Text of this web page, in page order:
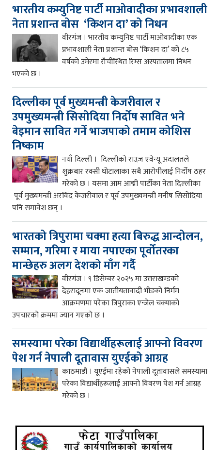
भारतीय कम्युनिष्ट पार्टी माओवादीका प्रभावशाली
नेता प्रशान्त बोस ‘किशन दा’ को निधन
वीरगंज । भारतीय कम्युनिष्ट पार्टी माओवादीका एक
प्रभावशाली नेता प्रशान्त बोस ‘किशन दा’ को ८५
वर्षको उमेरमा राँचीस्थित रिम्स अस्पतालमा निधन
भएको छ ।
दिल्लीका पूर्व मुख्यमन्त्री केजरीवाल र
उपमुख्यमन्त्री सिसोदिया निर्दोष सावित भने
बेइमान सावित गर्ने भाजपाको तमाम कोशिस
निष्काम
नयाँ दिल्ली । दिल्लीको राउज़ एवेन्यू अदालतले
शुक्रबार रक्सी घोटालाका सबै आरोपीलाई निर्दोष ठहर
गरेको छ । यसमा आम आद्मी पार्टीका नेता दिल्लीका
पूर्व मुख्यमन्त्री अरविंद केजरीवाल र पूर्व उपमुख्यमन्त्री मनीष सिसोदिया
पनि समावेश छन् ।
भारतको त्रिपुरामा चक्मा हत्या बिरुद्ध आन्दोलन,
सम्मान, गरिमा र माया नपाएका पूर्वोतरका
मान्छेहरु अलग देशको माँग गर्दै
वीरगंज । ९ डिसेम्बर २०२५ मा उत्तराखण्डको
देहरादूनमा एक जातीयतावादी भीडको निर्मम
आक्रमणमा परेका त्रिपुराका एन्जेल चक्माको
उपचारको क्रममा ज्यान गएको छ ।
समस्यामा परेका विद्यार्थीहरूलाई आफ्नो विवरण
पेश गर्न नेपाली दूतावास युएईको आग्रह
काठमाडौं । यूएईमा रहेको नेपाली दूतावासले समस्यामा
परेका विद्यार्थीहरूलाई आफ्नो विवरण पेश गर्न आग्रह
गरेको छ ।